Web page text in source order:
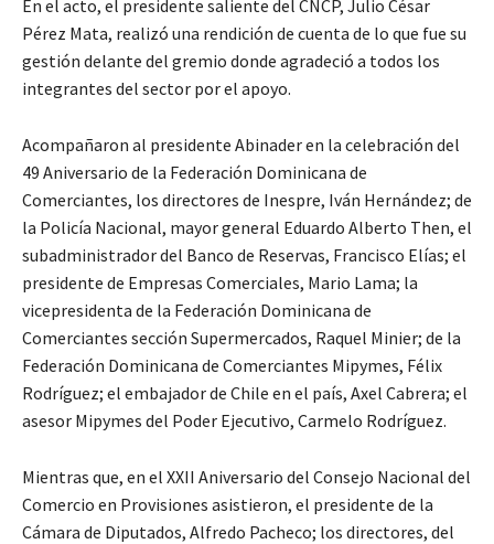
En el acto, el presidente saliente del CNCP, Julio César
Pérez Mata, realizó una rendición de cuenta de lo que fue su
gestión delante del gremio donde agradeció a todos los
integrantes del sector por el apoyo.
Acompañaron al presidente Abinader en la celebración del
49 Aniversario de la Federación Dominicana de
Comerciantes, los directores de Inespre, Iván Hernández; de
la Policía Nacional, mayor general Eduardo Alberto Then, el
subadministrador del Banco de Reservas, Francisco Elías; el
presidente de Empresas Comerciales, Mario Lama; la
vicepresidenta de la Federación Dominicana de
Comerciantes sección Supermercados, Raquel Minier; de la
Federación Dominicana de Comerciantes Mipymes, Félix
Rodríguez; el embajador de Chile en el país, Axel Cabrera; el
asesor Mipymes del Poder Ejecutivo, Carmelo Rodríguez.
Mientras que, en el XXII Aniversario del Consejo Nacional del
Comercio en Provisiones asistieron, el presidente de la
Cámara de Diputados, Alfredo Pacheco; los directores, del